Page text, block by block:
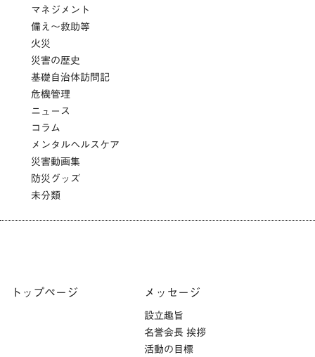
マネジメント
備え～救助等
火災
災害の歴史
基礎自治体訪問記
危機管理
ニュース
コラム
メンタルヘルスケア
災害動画集
防災グッズ
未分類
トップページ メッセージ
設立趣旨
名誉会長 挨拶
活動の目標